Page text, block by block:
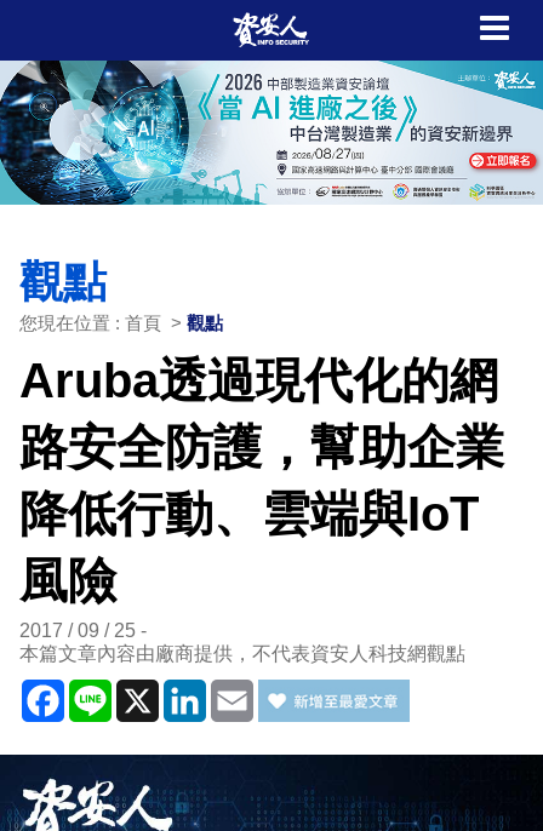
觀點
您現在位置 : 首頁 > 觀點
Aruba透過現代化的網
路安全防護，幫助企業
降低行動、雲端與IoT
風險
2017 / 09 / 25
本篇文章內容由廠商提供，不代表資安人科技網觀點
Facebook
Line X LinkedIn
Email